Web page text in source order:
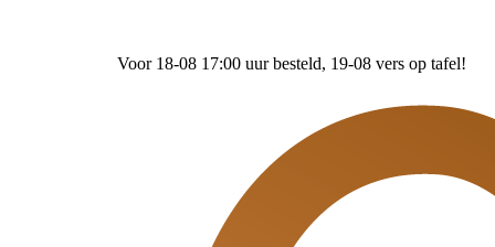
Voor 18-08 17:00 uur besteld, 19-08 vers op tafel!